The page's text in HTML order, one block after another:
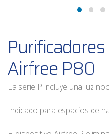
Airfree P80
La serie P incluye una luz
Indicado para espacios de